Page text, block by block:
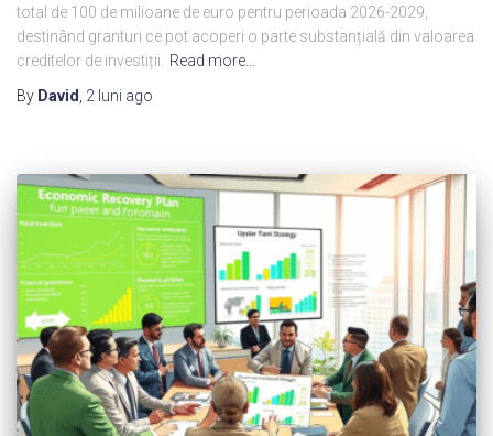
total de 100 de milioane de euro pentru perioada 2026-2029,
destinând granturi ce pot acoperi o parte substanțială din valoarea
creditelor de investiții.
Read more…
By David 2 luni ago